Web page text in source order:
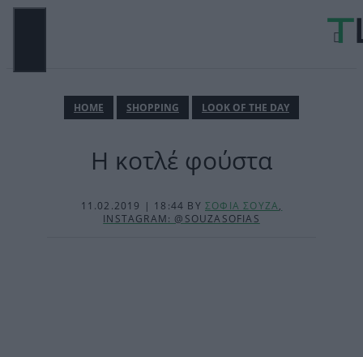
Μετάβαση
ΜΕΝΟΎ ΗΟΜΕ SHOPPING LOOK OF THE DAY
Η κοτλέ φούστα
11.02.2019 | 18:44 BY ΣΟΦΙΑ ΣΟΥΖΑ,
INSTAGRAM: @SOUZASOFIAS